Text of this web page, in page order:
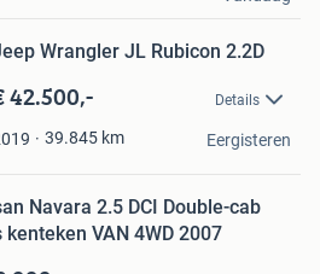
Wrangler JL Rubicon 2.2D
42.500,- Details
39.845 km Eergisteren
Navara 2.5 DCI Double-cab
kenteken VAN 4WD 2007